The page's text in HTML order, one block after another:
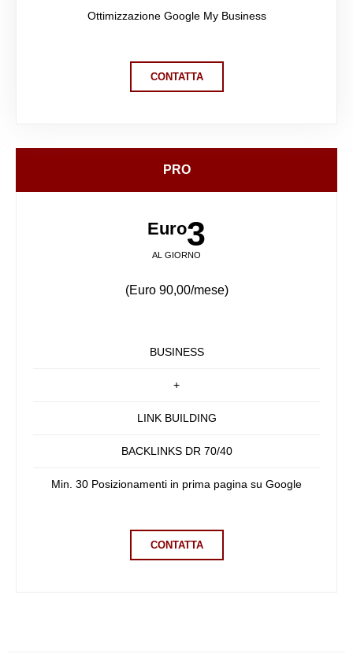
Ottimizzazione Google My Business
CONTATTA
PRO
Euro3
AL GIORNO
(Euro 90,00/mese)
BUSINESS
+
LINK BUILDING
BACKLINKS DR 70/40
Min. 30 Posizionamenti in prima pagina su Google
CONTATTA